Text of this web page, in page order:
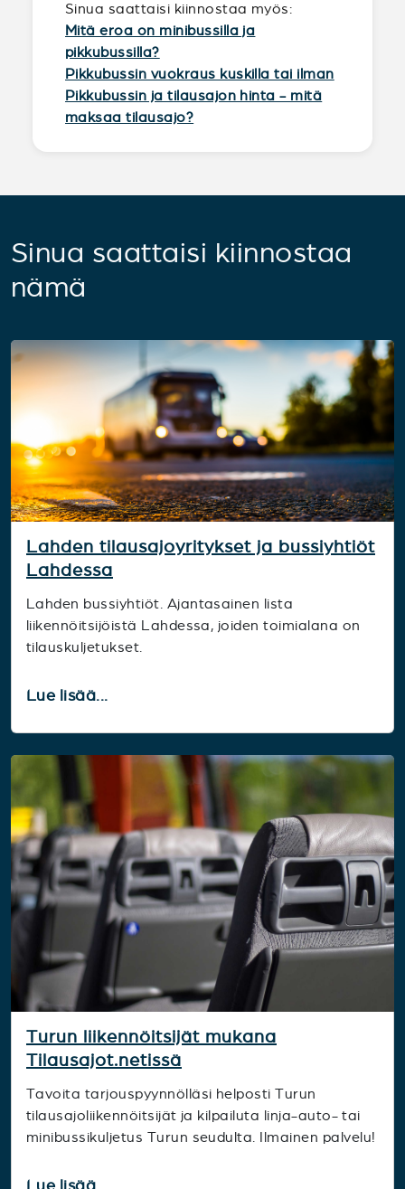
Sinua saattaisi kiinnostaa myös:
Mitä eroa on minibussilla ja
pikkubussilla?
Pikkubussin vuokraus kuskilla tai ilman
Pikkubussin ja tilausajon hinta - mitä
maksaa tilausajo?
Sinua saattaisi kiinnostaa
nämä
Lahden tilausajoyritykset ja bussiyhtiöt
Lahdessa
Lahden bussiyhtiöt. Ajantasainen lista
liikennöitsijöistä Lahdessa, joiden toimialana on
tilauskuljetukset.
Lue lisää...
Turun liikennöitsijät mukana
Tilausajot.netissä
Tavoita tarjouspyynnölläsi helposti Turun
tilausajoliikennöitsijät ja kilpailuta linja-auto- tai
minibussikuljetus Turun seudulta. Ilmainen palvelu!
Lue lisää...